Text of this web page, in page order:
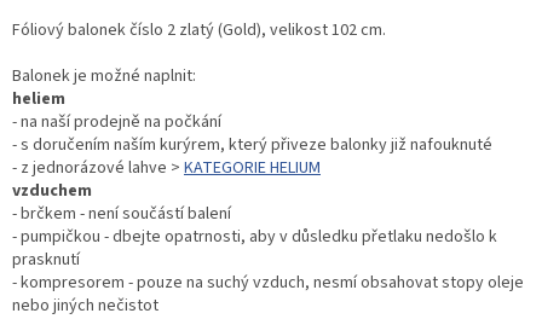
Fóliový balonek číslo 2 zlatý (Gold), velikost 102 cm.
Balonek je možné naplnit:
heliem
- na naší prodejně na počkání
- s doručením naším kurýrem, který přiveze balonky již nafouknuté
- z jednorázové lahve > KATEGORIE HELIUM
vzduchem
- brčkem - není součástí balení
- pumpičkou - dbejte opatrnosti, aby v důsledku přetlaku nedošlo k
prasknutí
- kompresorem - pouze na suchý vzduch, nesmí obsahovat stopy oleje
nebo jiných nečistot